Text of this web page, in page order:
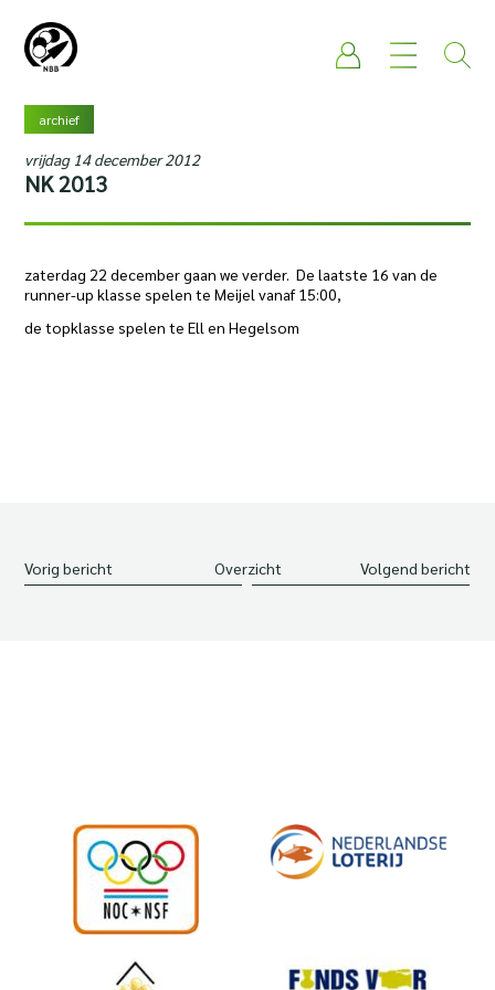
archief
vrijdag 14 december 2012
NK 2013
zaterdag 22 december gaan we verder. De laatste 16 van de
runner-up klasse spelen te Meijel vanaf 15:00,
de topklasse spelen te Ell en Hegelsom
Vorig bericht Overzicht Volgend bericht